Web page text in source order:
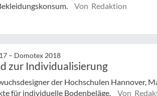
Von Redaktion
– Domotex 2018
zur Individualisierung
der Hochschulen Hannover,
für individuelle Bodenbeläge.
Von